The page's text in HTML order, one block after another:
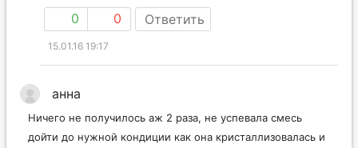
0 0 Ответить
15.01.16 19:17
анна
Ничего не получилось аж 2 раза, не успевала смесь
дойти до нужной кондиции как она кристаллизовалась и